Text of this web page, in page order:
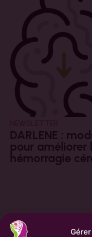
NEWSLETTER
DARLENE :
pour améliorer
hémorragie